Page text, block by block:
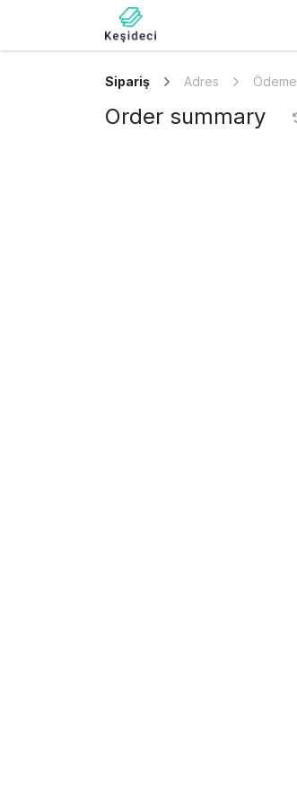
Sipariş Adres Ödeme
Order summary